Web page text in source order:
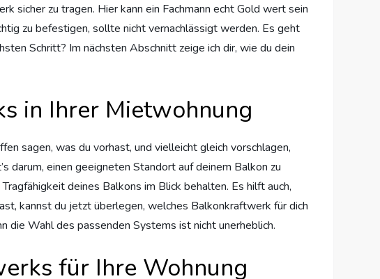
sicher zu tragen. Hier kann ein Fachmann echt Gold wert sein
zu befestigen, sollte nicht vernachlässigt werden. Es geht
Schritt? Im nächsten Abschnitt zeige ich dir, wie du dein
in Ihrer Mietwohnung
sagen, was du vorhast, und vielleicht gleich vorschlagen,
darum, einen geeigneten Standort auf deinem Balkon zu
deines Balkons im Blick behalten. Es hilft auch,
kannst du jetzt überlegen, welches Balkonkraftwerk für dich
Wahl des passenden Systems ist nicht unerheblich.
für Ihre Wohnung